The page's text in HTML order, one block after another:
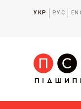
УКР РУС